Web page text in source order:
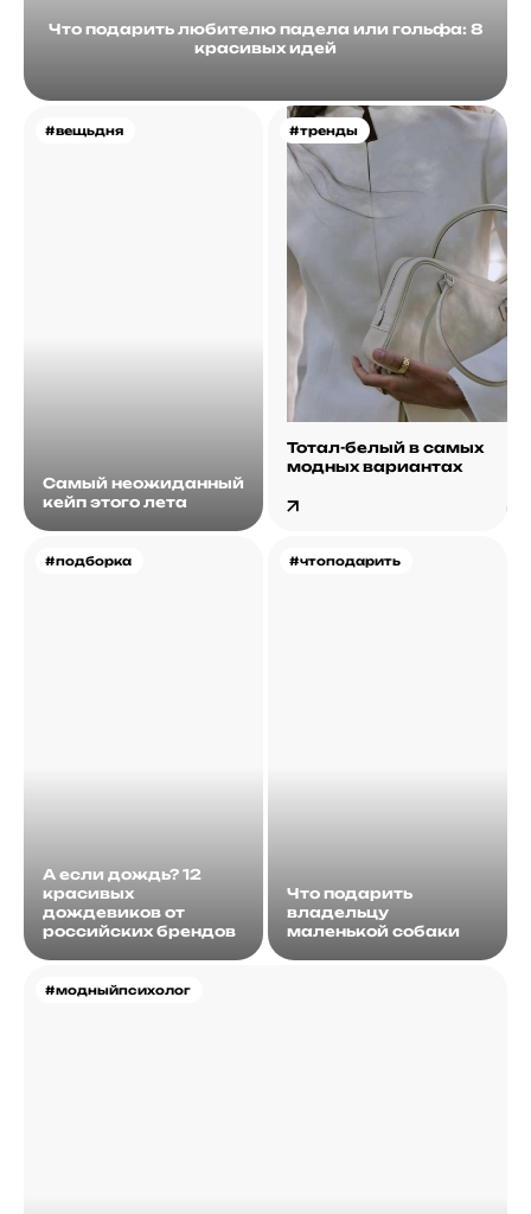
Что подарить любителю падела или гольфа: 8
красивых идей
#вещьдня
Самый неожиданный
кейп этого лета
#тренды
Тотал-белый в самых
модных вариантах
#подборка
А если дождь? 12
красивых
дождевиков от
российских брендов
#модныйпсихолог
#чтоподарить
Что подарить
владельцу
маленькой собаки